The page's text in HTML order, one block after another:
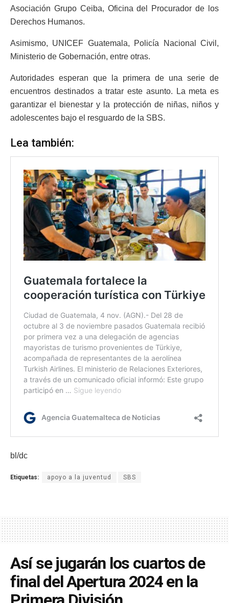
Asociación Grupo Ceiba, Oficina del Procurador de los
Derechos Humanos.
Asimismo, UNICEF Guatemala, Policía Nacional Civil,
Ministerio de Gobernación, entre otras.
Autoridades esperan que la primera de una serie de
encuentros destinados a tratar este asunto. La meta es
garantizar el bienestar y la protección de niñas, niños y
adolescentes bajo el resguardo de la SBS.
Lea también:
bl/dc
Etiquetas: apoyo a la juventud SBS
Así se jugarán los cuartos de
final del Apertura 2024 en la